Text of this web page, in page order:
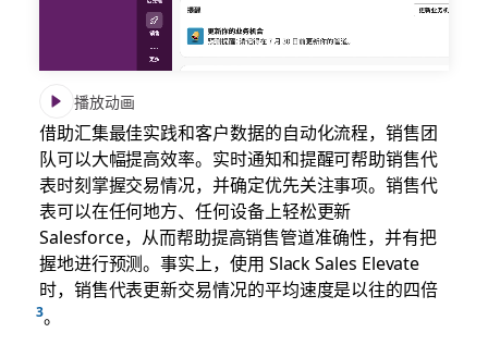
播放动画
借助汇集最佳实践和客户数据的自动化流程，销售团
队可以大幅提高效率。实时通知和提醒可帮助销售代
表时刻掌握交易情况，并确定优先关注事项。销售代
表可以在任何地方、任何设备上轻松更新
Salesforce，从而帮助提高销售管道准确性，并有把
握地进行预测。事实上，使用 Slack Sales Elevate
时，销售代表更新交易情况的平均速度是以往的四倍
。